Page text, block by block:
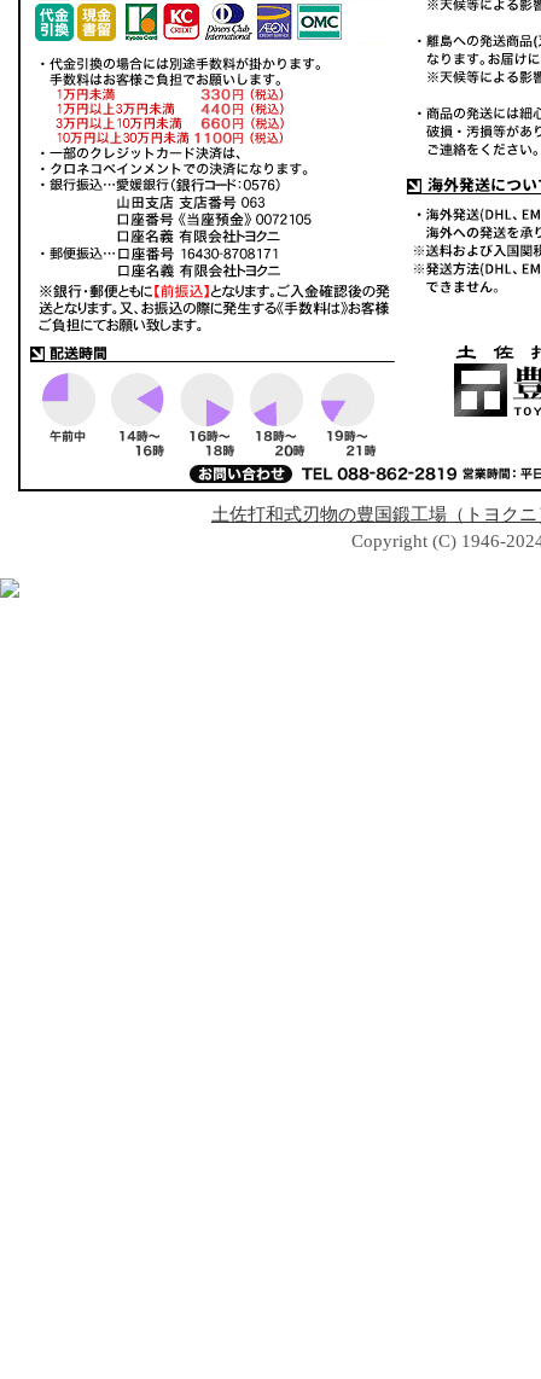
土佐打和式刃物の豊国鍛工場（トヨクニ
Copyright (C) 1946-